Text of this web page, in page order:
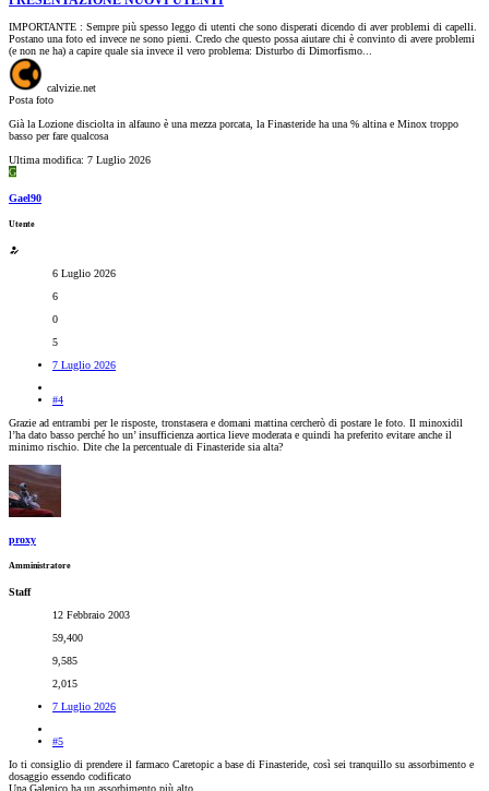
IMPORTANTE : Sempre più spesso leggo di utenti che sono disperati dicendo di aver problemi di capelli.
Postano una foto ed invece ne sono pieni. Credo che questo possa aiutare chi è convinto di avere problemi
(e non ne ha) a capire quale sia invece il vero problema: Disturbo di Dimorfismo...
calvizie.net
Posta foto
Già la Lozione disciolta in alfauno è una mezza porcata, la Finasteride ha una % altina e Minox troppo
basso per fare qualcosa
Ultima modifica: 7 Luglio 2026
G
Gael90
Utente
6 Luglio 2026
6
0
5
7 Luglio 2026
#4
Grazie ad entrambi per le risposte, tronstasera e domani mattina cercherò di postare le foto. Il minoxidil
l’ha dato basso perché ho un’ insufficienza aortica lieve moderata e quindi ha preferito evitare anche il
minimo rischio. Dite che la percentuale di Finasteride sia alta?
proxy
Amministratore
Staff
12 Febbraio 2003
59,400
9,585
2,015
7 Luglio 2026
#5
Io ti consiglio di prendere il farmaco Caretopic a base di Finasteride, così sei tranquillo su assorbimento e
dosaggio essendo codificato
Una Galenico ha un assorbimento più alto